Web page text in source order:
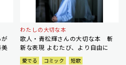
わたしの大切な本
歌人・青松輝さんの大切な本 斬
新な表現 よむたび、より自由に
愛でる コミック 短歌